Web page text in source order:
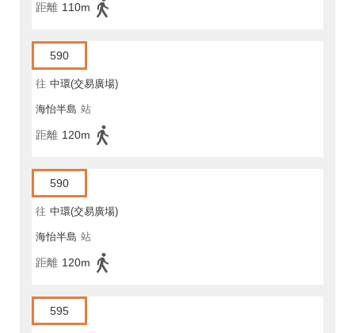
距離 110m
590
往 中環(交易廣場)
海怡半島 站
距離 120m
590
往 中環(交易廣場)
海怡半島 站
距離 120m
595